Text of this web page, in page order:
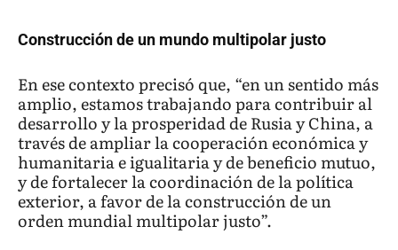
Construcción de un mundo multipolar justo
En ese contexto precisó que, “en un sentido más
amplio, estamos trabajando para contribuir al
desarrollo y la prosperidad de Rusia y China, a
través de ampliar la cooperación económica y
humanitaria e igualitaria y de beneficio mutuo,
y de fortalecer la coordinación de la política
exterior, a favor de la construcción de un
orden mundial multipolar justo”.